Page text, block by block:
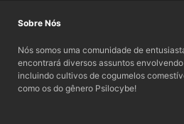
Sobre Nós
Nós somos uma comunidade de
encontrará diversos assuntos
incluindo cultivos de cogumelos
como os do gênero Psilocybe!